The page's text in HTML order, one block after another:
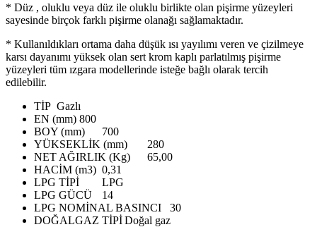
* Düz , oluklu veya düz ile oluklu birlikte olan pişirme yüzeyleri
sayesinde birçok farklı pişirme olanağı sağlamaktadır.
* Kullanıldıkları ortama daha düşük ısı yayılımı veren ve çizilmeye
karsı dayanımı yüksek olan sert krom kaplı parlatılmış pişirme
yüzeyleri tüm ızgara modellerinde isteğe bağlı olarak tercih
edilebilir.
TİP Gazlı
EN (mm) 800
BOY (mm)
700
YÜKSEKLİK (mm)
280
NET AĞIRLIK (Kg)
65,00
HACİM (m3) 0,31
LPG TİPİ
LPG
LPG GÜCÜ
14
LPG NOMİNAL BASINCI
30
DOĞALGAZ TİPİDoğal gaz